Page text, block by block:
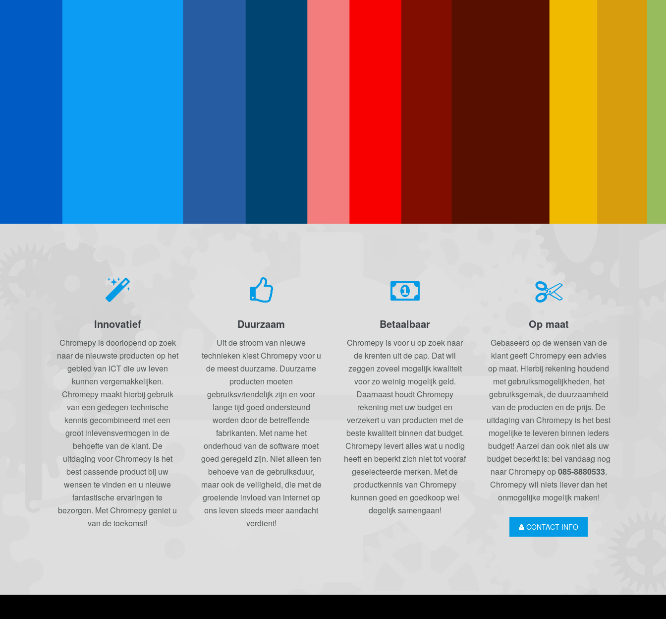
Innovatief
Chromepy is doorlopend op zoek
naar de nieuwste producten op het
gebied van ICT die uw leven
kunnen vergemakkelijken.
Chromepy maakt hierbij gebruik
van een gedegen technische
kennis gecombineerd met een
groot inlevensvermogen in de
behoefte van de klant. De
uitdaging voor Chromepy is het
best passende product bij uw
wensen te vinden en u nieuwe
fantastische ervaringen te
bezorgen. Met Chromepy geniet u
van de toekomst!
Duurzaam
Uit de stroom van nieuwe
technieken kiest Chromepy voor u
de meest duurzame. Duurzame
producten moeten
gebruiksvriendelijk zijn en voor
lange tijd goed ondersteund
worden door de betreffende
fabrikanten. Met name het
onderhoud van de software moet
goed geregeld zijn. Niet alleen ten
behoeve van de gebruiksduur,
maar ook de veiligheid, die met de
groeiende invloed van internet op
ons leven steeds meer aandacht
verdient!
Betaalbaar
Chromepy is voor u op zoek naar
de krenten uit de pap. Dat wil
zeggen zoveel mogelijk kwaliteit
voor zo weinig mogelijk geld.
Daarnaast houdt Chromepy
rekening met uw budget en
verzekert u van producten met de
beste kwaliteit binnen dat budget.
Chromepy levert alles wat u nodig
heeft en beperkt zich niet tot vooraf
geselecteerde merken. Met de
productkennis van Chromepy
kunnen goed en goedkoop wel
degelijk samengaan!
Op maat
Gebaseerd op de wensen van de
klant geeft Chromepy een advies
op maat. Hierbij rekening houdend
met gebruiksmogelijkheden, het
gebruiksgemak, de duurzaamheid
van de producten en de prijs. De
uitdaging van Chromepy is het best
mogelijke te leveren binnen ieders
budget! Aarzel dan ook niet als uw
budget beperkt is: bel vandaag nog
naar Chromepy op085-8880533.
Chromepy wil niets liever dan het
onmogelijke mogelijk maken!
CONTACT INFO